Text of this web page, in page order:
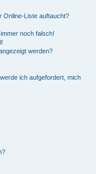
Online-Liste auftaucht?
noch falsch!
werden?
ich aufgefordert, mich